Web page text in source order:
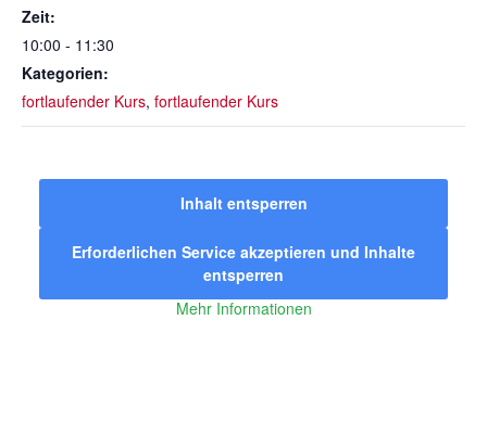
Zeit:
10:00 - 11:30
Kategorien:
fortlaufender Kurs, fortlaufender Kurs
Inhalt entsperren
Erforderlichen Service akzeptieren und Inhalte
entsperren
Mehr Informationen